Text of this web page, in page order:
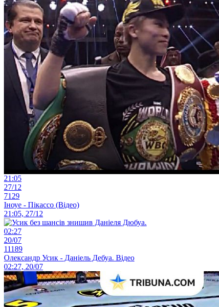
21:05
27/12
7129
Іноуе - Пікассо (Відео)
21:05, 27/12
02:27
20/07
11189
Олександр Усик - Даніель Дебуа. Відео
02:27, 20/07